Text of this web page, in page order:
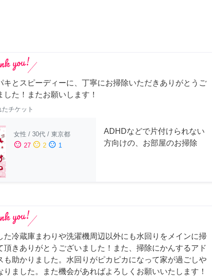
キとスピーディーに、丁寧にお掃除いただきありがとうご
した！またお願いします！
チケット
女性 / 30代 / 東京都
sentiment_satisfied 27 sentiment_neutral 2 sentiment_dissatisfied 1
ADHDなどで片付けられない
方向けの、お部屋のお掃除
た冷蔵庫まわりや洗濯機周辺以外にも水回りをメインに掃
頂きありがとうございました！また、掃除にかんするアド
も助かりました。水回りがピカピカになって家が過ごしや
りました。また機会があればよろしくお願いいたします！